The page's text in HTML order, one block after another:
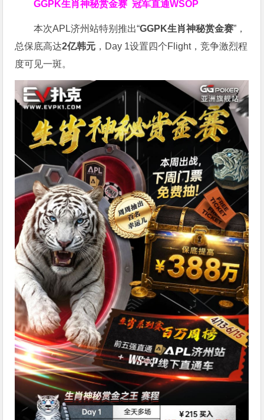
GGPK生肖神秘赏金赛冠军直通WSOP
本次APL济州站特别推出“GGPK生肖神秘赏金赛”，
总保底高达2亿韩元 ，Day 1设置四个Flight，竞争激烈程
度可见一斑。